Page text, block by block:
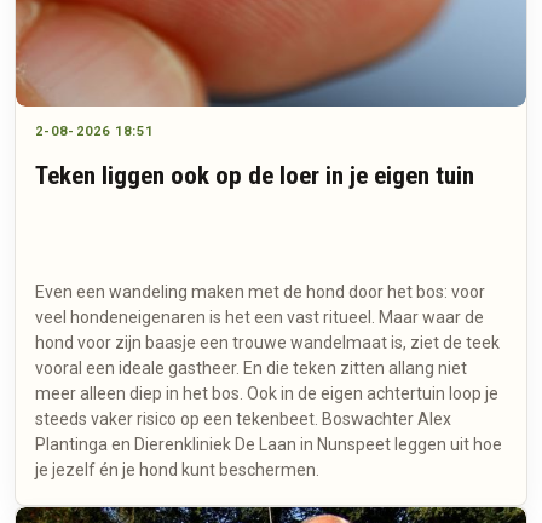
2-08-2026 18:51
Teken liggen ook op de loer in je eigen tuin
Even een wandeling maken met de hond door het bos: voor
veel hondeneigenaren is het een vast ritueel. Maar waar de
hond voor zijn baasje een trouwe wandelmaat is, ziet de teek
vooral een ideale gastheer. En die teken zitten allang niet
meer alleen diep in het bos. Ook in de eigen achtertuin loop je
steeds vaker risico op een tekenbeet. Boswachter Alex
Plantinga en Dierenkliniek De Laan in Nunspeet leggen uit hoe
je jezelf én je hond kunt beschermen.